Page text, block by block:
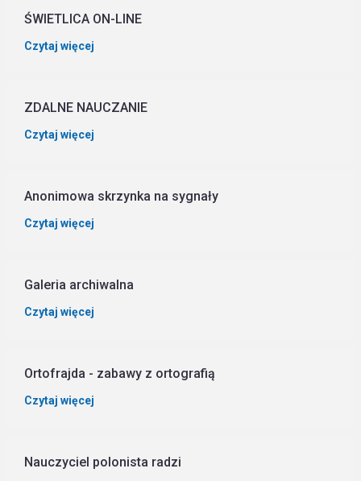
ŚWIETLICA ON-LINE
Czytaj więcej
ZDALNE NAUCZANIE
Czytaj więcej
Anonimowa skrzynka na sygnały
Czytaj więcej
Galeria archiwalna
Czytaj więcej
Ortofrajda - zabawy z ortografią
Czytaj więcej
Nauczyciel polonista radzi